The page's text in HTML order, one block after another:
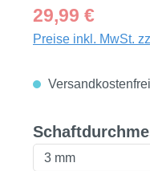
Regulärer Preis:
29,99 €
Preise inkl. MwSt.
Versandkostenfrei